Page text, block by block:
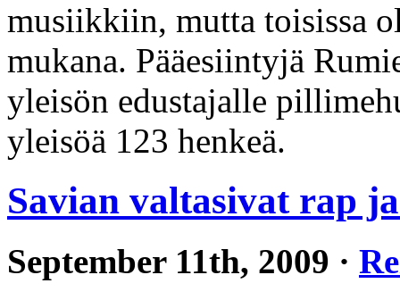
musiikkiin, mutta toisissa
mukana. Pääesiintyjä
yleisön edustajalle
yleisöä 123 henkeä.
Savian valtasivat rap
September 11th, 2009 ·